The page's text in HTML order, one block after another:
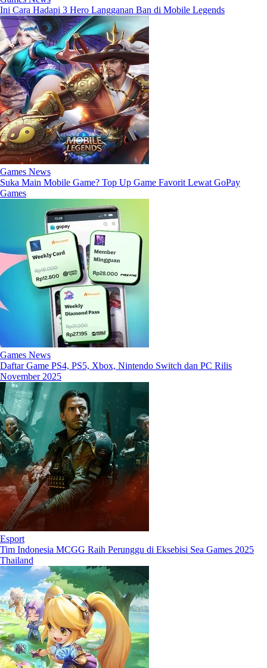
Ini Cara Hadapi 3 Hero Langganan Ban di Mobile Legends
Games News
Suka Main Mobile Game? Top Up Game Favorit Lewat GoPay
Games
Games News
Daftar Game PS4, PS5, Xbox, Nintendo Switch dan PC Rilis
November 2025
Esport
Tim Indonesia MCGG Raih Perunggu di Eksebisi Sea Games 2025
Thailand